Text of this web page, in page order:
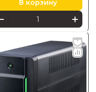
В корзину